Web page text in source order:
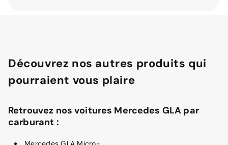
Découvrez nos autres produits qui
pourraient vous plaire
Retrouvez nos voitures Mercedes GLA par
carburant :